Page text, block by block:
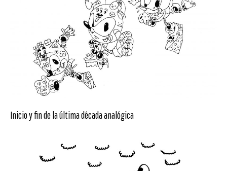
Inicio y fin de la última década analógica